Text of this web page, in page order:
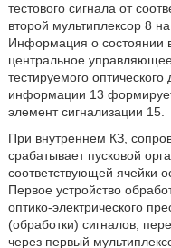
тестового сигнала от
второй мультиплексор 8
Информация о состоянии
центральное
тестируемого оптического
информации 13
элемент сигнализации 15.
При внутреннем КЗ,
срабатывает пусковой
соответствующей ячейки
Первое устройство
оптико-электрического
(обработки) сигналов,
через первый